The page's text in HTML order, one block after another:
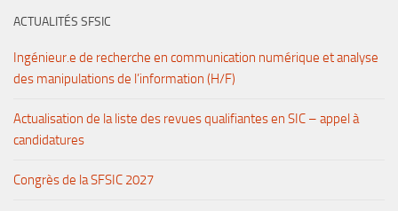
ACTUALITÉS SFSIC
Ingénieur.e de recherche en communication numérique et analyse
des manipulations de l’information (H/F)
Actualisation de la liste des revues qualifiantes en SIC – appel à
candidatures
Congrès de la SFSIC 2027